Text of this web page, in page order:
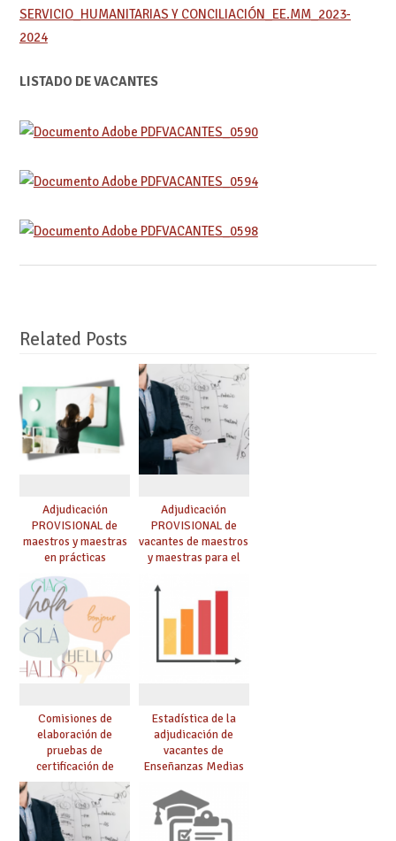
SERVICIO_HUMANITARIAS Y CONCILIACIÓN_EE.MM_2023-
2024
LISTADO DE VACANTES
VACANTES_0590
VACANTES_0594
VACANTES_0598
Related Posts
Adjudicación
PROVISIONAL de
maestros y maestras
en prácticas
Adjudicación
PROVISIONAL de
vacantes de maestros
y maestras para el
Comisiones de
elaboración de
pruebas de
certificación de
competencia
lingüística: publicada
resolución definitiva
Estadística de la
adjudicación de
vacantes de
Enseñanzas Medias